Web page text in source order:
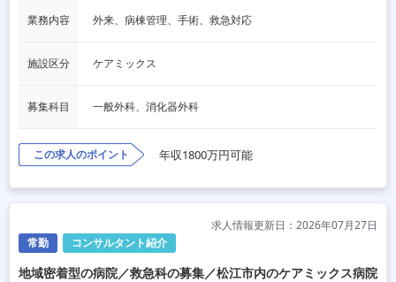
業務内容 外来、病棟管理、手術、救急対応
施設区分 ケアミックス
募集科目 一般外科、消化器外科
この求人のポイント 年収1800万円可能
常勤 コンサルタント紹介
求人情報更新日：2026年07月27日
地域密着型の病院／救急科の募集／松江市内のケアミックス病院